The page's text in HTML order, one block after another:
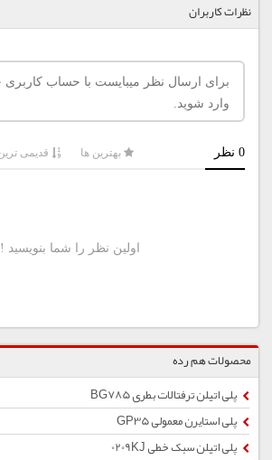
نظرات کاربران
محصولات هم رده
پلی اتیلن ترفتالات بطری BG785
پلی استایرن معمولی GP35
پلی اتیلن سبک خطی 0209KJ